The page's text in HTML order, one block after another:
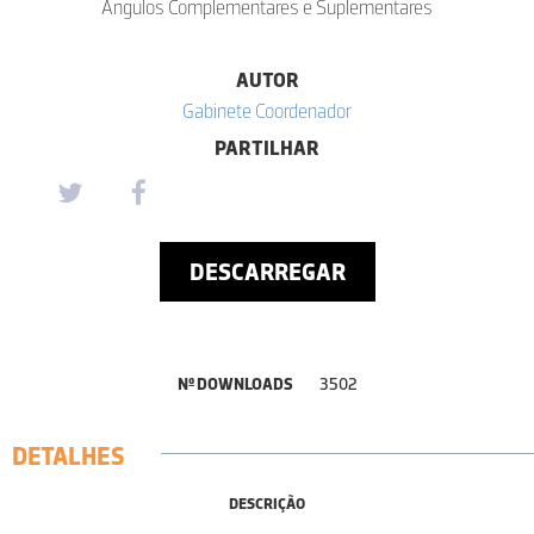
Ângulos Complementares e Suplementares
AUTOR
Gabinete Coordenador
PARTILHAR
DESCARREGAR
Nº DOWNLOADS 3502
DETALHES
DESCRIÇÃO